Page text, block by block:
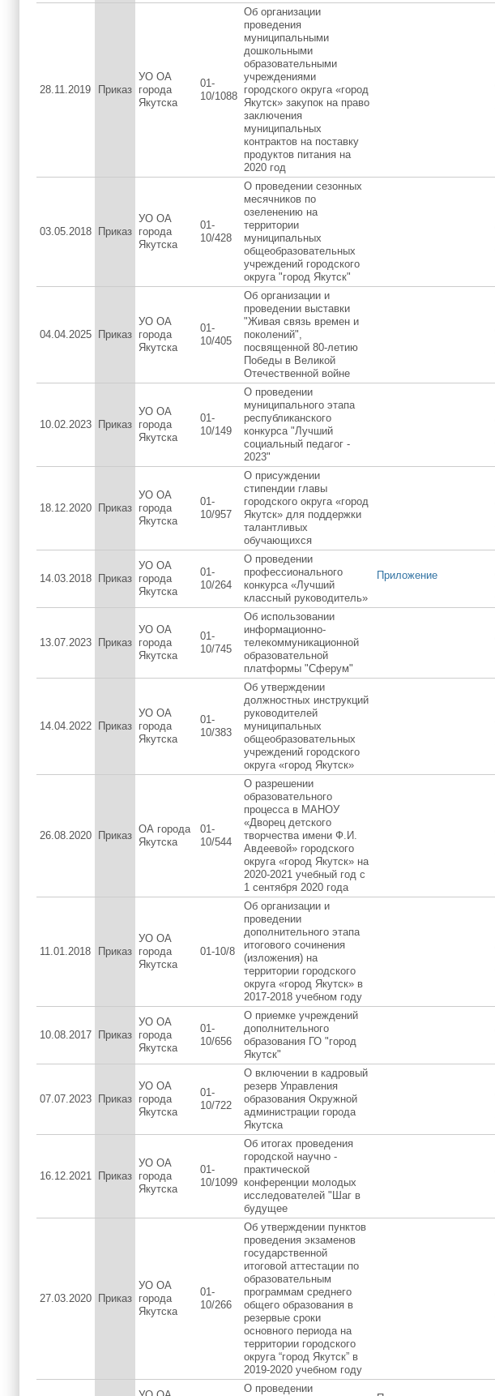
28.11.2019 Приказ
УО ОА
города
Якутска
01-
10/1088
Об организации
проведения
муниципальными
дошкольными
образовательными
учреждениями
городского округа «город
Якутск» закупок на право
заключения
муниципальных
контрактов на поставку
продуктов питания на
2020 год
03.05.2018 Приказ
УО ОА
города
Якутска
01-
10/428
О проведении сезонных
месячников по
озеленению на
территории
муниципальных
общеобразовательных
учреждений городского
округа "город Якутск"
04.04.2025 Приказ
УО ОА
города
Якутска
01-
10/405
Об организации и
проведении выставки
"Живая связь времен и
поколений",
посвященной 80-летию
Победы в Великой
Отечественной войне
10.02.2023 Приказ
УО ОА
города
Якутска
01-
10/149
О проведении
муниципального этапа
республиканского
конкурса "Лучший
социальный педагог -
2023"
18.12.2020 Приказ
УО ОА
города
Якутска
01-
10/957
О присуждении
стипендии главы
городского округа «город
Якутск» для поддержки
талантливых
обучающихся
14.03.2018 Приказ
УО ОА
города
Якутска
01-
10/264
O проведении
профессионального
конкурса «Лучший
классный руководитель»
Приложение
13.07.2023 Приказ
УО ОА
города
Якутска
01-
10/745
Об использовании
информационно-
телекоммуникационной
образовательной
платформы "Сферум"
14.04.2022 Приказ
УО ОА
города
Якутска
01-
10/383
Об утверждении
должностных инструкций
руководителей
муниципальных
общеобразовательных
учреждений городского
округа «город Якутск»
26.08.2020 Приказ
ОА города
Якутска
01-
10/544
О разрешении
образовательного
процесса в МАНОУ
«Дворец детского
творчества имени Ф.И.
Авдеевой» городского
округа «город Якутск» на
2020-2021 учебный год с
1 сентября 2020 года
11.01.2018 Приказ
УО ОА
города
Якутска
01-10/8
Об организации и
проведении
дополнительного этапа
итогового сочинения
(изложения) на
территории городского
округа «город Якутск» в
2017-2018 учебном году
10.08.2017 Приказ
УО ОА
города
Якутска
01-
10/656
О приемке учреждений
дополнительного
образования ГО "город
Якутск"
07.07.2023 Приказ
УО ОА
города
Якутска
01-
10/722
О включении в кадровый
резерв Управления
образования Окружной
администрации города
Якутска
16.12.2021 Приказ
УО ОА
города
Якутска
01-
10/1099
Об итогах проведения
городской научно -
практической
конференции молодых
исследователей "Шаг в
будущее
27.03.2020 Приказ
УО ОА
города
Якутска
01-
10/266
Об утверждении пунктов
проведения экзаменов
государственной
итоговой аттестации по
образовательным
программам среднего
общего образования в
резервые сроки
основного периода на
территории городского
округа “город Якутск” в
2019-2020 учебном году
О проведении